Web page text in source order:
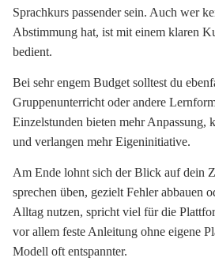
Sprachkurs passender sein. Auch wer
Abstimmung hat, ist mit einem klaren
bedient.
Bei sehr engem Budget solltest du
Gruppenunterricht oder andere
Einzelstunden bieten mehr Anpassung,
und verlangen mehr Eigeninitiative.
Am Ende lohnt sich der Blick auf dein
sprechen üben, gezielt Fehler abbauen
Alltag nutzen, spricht viel für die
vor allem feste Anleitung ohne eigene
Modell oft entspannter.